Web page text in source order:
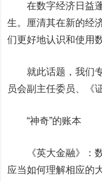
在数字经济日益蓬
生。厘清其在新的经
们更好地认识和使用
就此话题，我们专
员会副主任委员、《
“神奇”的账本
《英大金融》：数
应当如何理解相应的